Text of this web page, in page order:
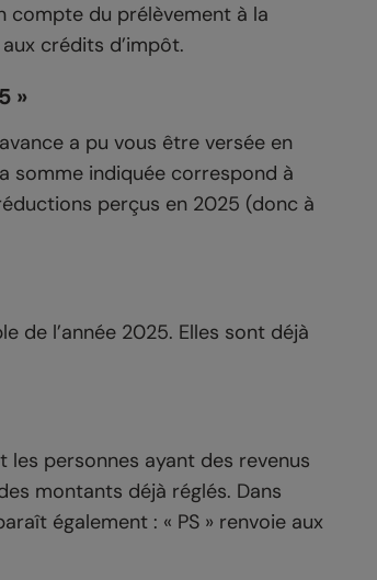
compte du prélèvement à la
crédits d’impôt.
»
a pu vous être versée en
somme indiquée correspond à
perçus en 2025 (donc à
de l’année 2025. Elles sont déjà
personnes ayant des revenus
montants déjà réglés. Dans
également : « PS » renvoie aux